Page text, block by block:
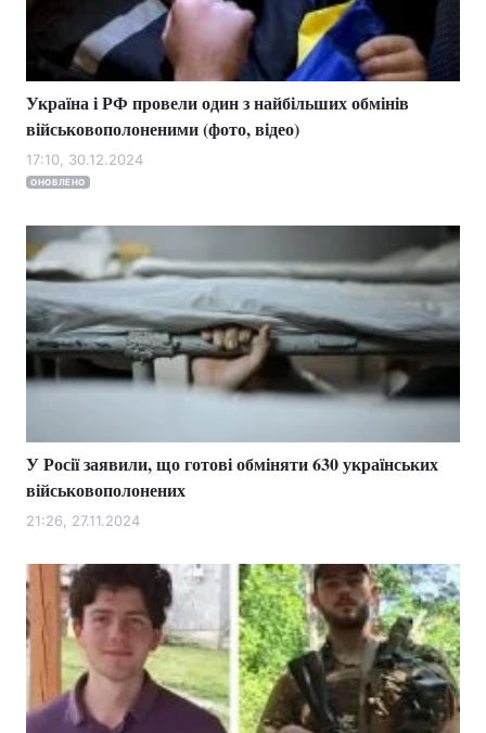
Україна і РФ провели один з найбільших обмінів
військовополоненими (фото, відео)
17:10, 30.12.2024
ОНОВЛЕНО
У Росії заявили, що готові обміняти 630 українських
військовополонених
21:26, 27.11.2024